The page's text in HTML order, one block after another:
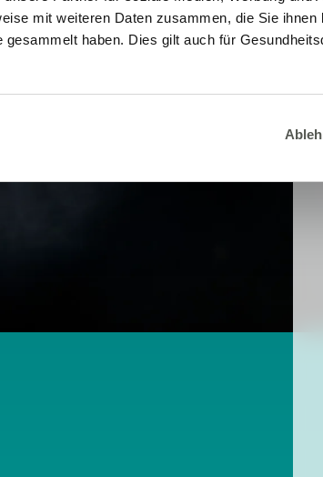
mit weiteren Daten zusammen, die Sie
gesammelt haben. Dies gilt auch für